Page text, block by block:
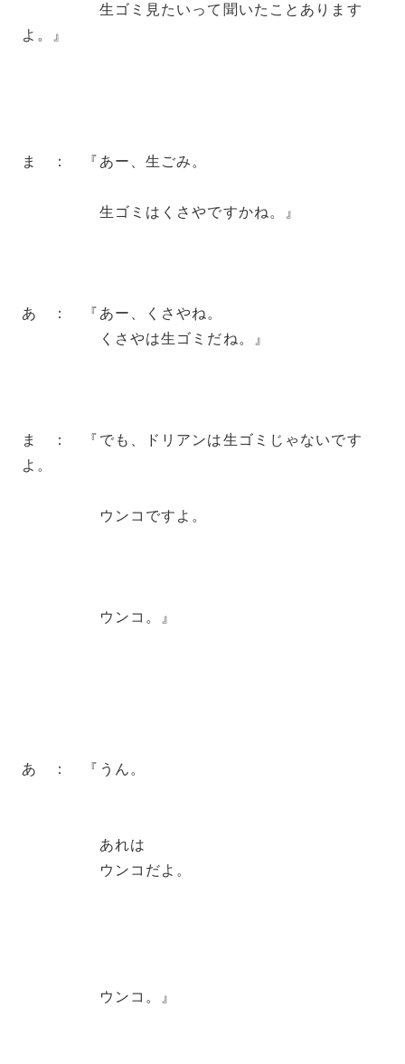
生ゴミ見たいって聞いたことあります
よ。』
ま ： 『あー、生ごみ。
生ゴミはくさやですかね。』
あ ： 『あー、くさやね。
くさやは生ゴミだね。』
ま ： 『でも、ドリアンは生ゴミじゃないです
よ。
ウンコですよ。
ウンコ。』
あ ： 『うん。
あれは
ウンコだよ。
ウンコ。』